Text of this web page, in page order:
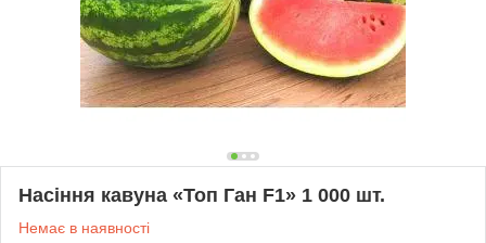
Насіння кавуна «Топ Ган F1» 1 000 шт.
Немає в наявності